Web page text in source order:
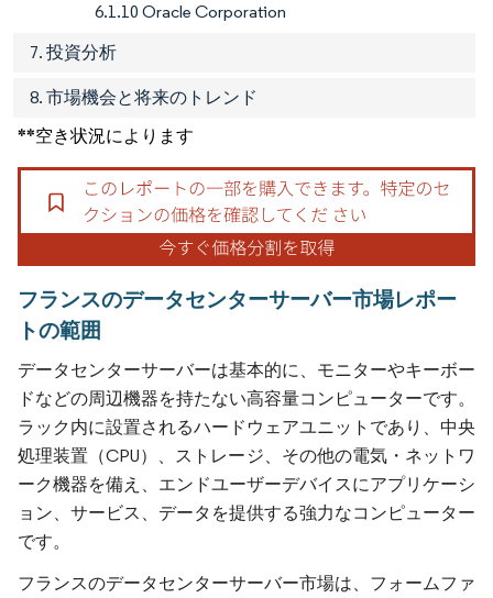
6.1.10 Oracle Corporation
7. 投資分析
8. 市場機会と将来のトレンド
**空き状況によります
フランスのデータセンターサーバー市場レポー
トの範囲
データセンターサーバーは基本的に、モニターやキーボー
ドなどの周辺機器を持たない高容量コンピューターです。
ラック内に設置されるハードウェアユニットであり、中央
処理装置（CPU）、ストレージ、その他の電気・ネットワ
ーク機器を備え、エンドユーザーデバイスにアプリケーシ
ョン、サービス、データを提供する強力なコンピューター
です。
フランスのデータセンターサーバー市場は、フォームファ